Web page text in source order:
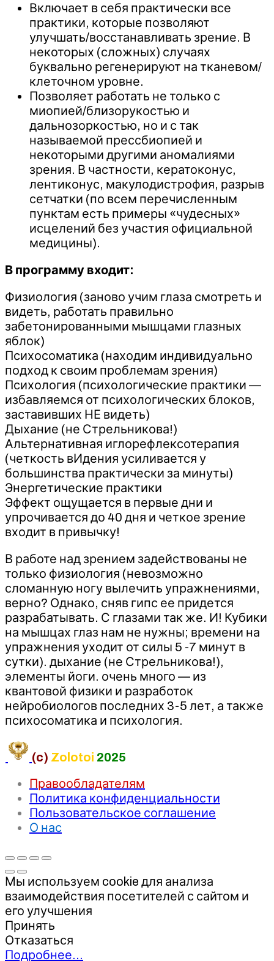
Включает в себя практически все
практики, которые позволяют
улучшать/восстанавливать зрение. В
некоторых (сложных) случаях
буквально регенерируют на тканевом/
клеточном уровне.
Позволяет работать не только с
миопией/близорукостью и
дальнозоркостью, но и с так
называемой прессбиопией и
некоторыми другими аномалиями
зрения. В частности, кератоконус,
лентиконус, макулодистрофия, разрыв
сетчатки (по всем перечисленным
пунктам есть примеры «чудесных»
исцелений без участия официальной
медицины).
В программу входит:
Физиология (заново учим глаза смотреть и
видеть, работать правильно
забетонированными мышцами глазных
яблок)
Психосоматика (находим индивидуально
подход к своим проблемам зрения)
Психология (психологические практики —
избавляемся от психологических блоков,
заставивших НЕ видеть)
Дыхание (не Стрельникова!)
Альтернативная иглорефлексотерапия
(четкость вИдения усиливается у
большинства практически за минуты)
Энергетические практики
Эффект ощущается в первые дни и
упрочивается до 40 дня и четкое зрение
входит в привычку!
В работе над зрением задействованы не
только физиология (невозможно
сломанную ногу вылечить упражнениями,
верно? Однако, сняв гипс ее придется
разрабатывать. С глазами так же. И! Кубики
на мышцах глаз нам не нужны; времени на
упражнения уходит от силы 5 -7 минут в
сутки). дыхание (не Стрельникова!),
элементы йоги. очень много — из
квантовой физики и разработок
нейробиологов последних 3-5 лет, а также
психосоматика и психология.
(c) Zolotoi 2025
Правообладателям
Политика конфиденциальности
Пользовательское соглашение
О нас
Мы используем cookie для анализа
взаимодействия посетителей с сайтом и
его улучшения
Принять
Отказаться
Подробнее…